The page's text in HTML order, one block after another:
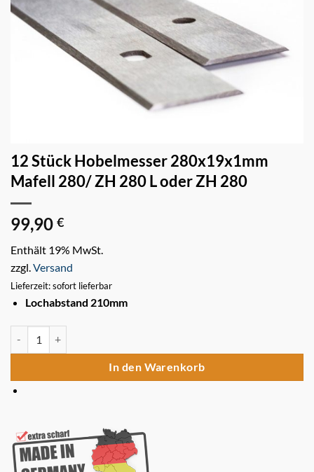
12 Stück Hobelmesser 280x19x1mm
Mafell 280/ ZH 280 L oder ZH 280
99,90 €
Enthält 19% MwSt.
zzgl. Versand
Lieferzeit: sofort lieferbar
Lochabstand 210mm
12 Stück Hobelmesser 280x19x1mm Mafell 280/ ZH 280 L oder ZH
In den Warenkorb